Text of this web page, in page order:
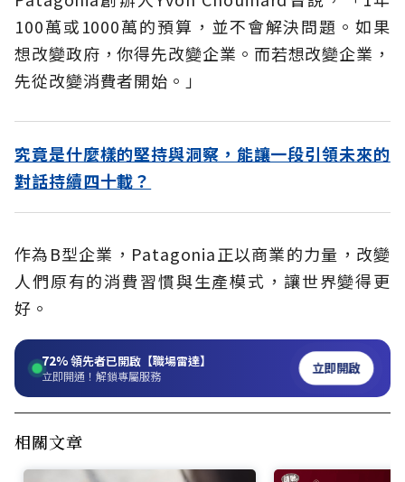
100萬或1000萬的預算，並不會解決問題。如果
想改變政府，你得先改變企業。而若想改變企業，
先從改變消費者開始。」
究竟是什麼樣的堅持與洞察，能讓一段引領未來的
對話持續四十載？
作為B型企業，Patagonia正以商業的力量，改變
人們原有的消費習慣與生產模式，讓世界變得更
好。
72%領先者已開啟【職場雷達】
立即開通！解鎖專屬服務 立即開啟
相關文章